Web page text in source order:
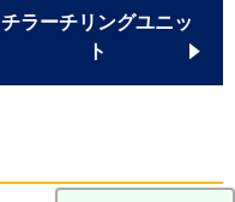
チラーチリングユニッ
ト